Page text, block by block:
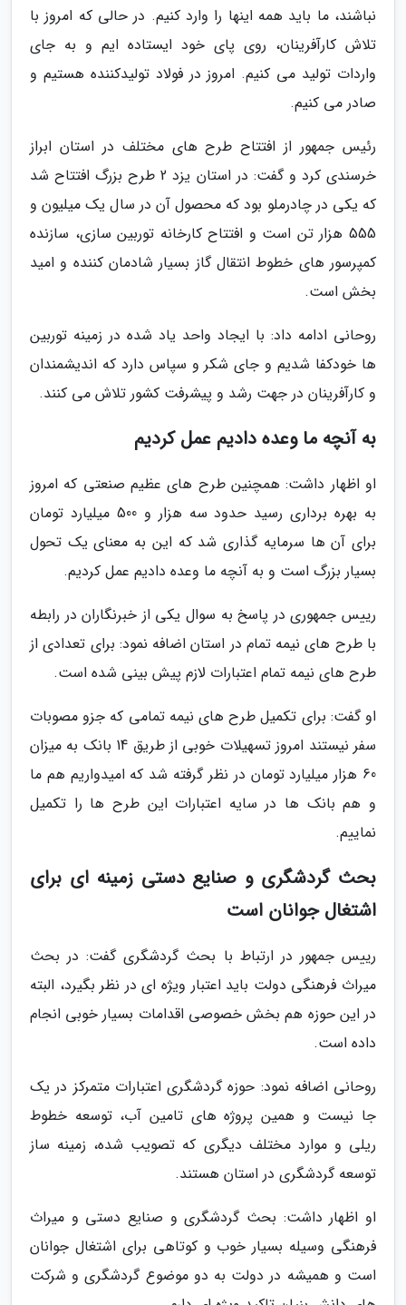
نباشند، ما باید همه اینها را وارد کنیم. در حالی که امروز با
تلاش کارآفرینان، روی پای خود ایستاده ایم و به جای
واردات تولید می کنیم. امروز در فولاد تولیدکننده هستیم و
صادر می کنیم.
رئیس جمهور از افتتاح طرح های مختلف در استان ابراز
خرسندی کرد و گفت: در استان یزد 2 طرح بزرگ افتتاح شد
که یکی در چادرملو بود که محصول آن در سال یک میلیون و
555 هزار تن است و افتتاح کارخانه توربین سازی، سازنده
کمپرسور های خطوط انتقال گاز بسیار شادمان کننده و امید
بخش است.
روحانی ادامه داد: با ایجاد واحد یاد شده در زمینه توربین
ها خودکفا شدیم و جای شکر و سپاس دارد که اندیشمندان
و کارآفرینان در جهت رشد و پیشرفت کشور تلاش می کنند.
به آنچه ما وعده دادیم عمل کردیم
او اظهار داشت: همچنین طرح های عظیم صنعتی که امروز
به بهره برداری رسید حدود سه هزار و 500 میلیارد تومان
برای آن ها سرمایه گذاری شد که این به معنای یک تحول
بسیار بزرگ است و به آنچه ما وعده دادیم عمل کردیم.
رییس جمهوری در پاسخ به سوال یکی از خبرنگاران در رابطه
با طرح های نیمه تمام در استان اضافه نمود: برای تعدادی از
طرح های نیمه تمام اعتبارات لازم پیش بینی شده است.
او گفت: برای تکمیل طرح های نیمه تمامی که جزو مصوبات
سفر نیستند امروز تسهیلات خوبی از طریق 14 بانک به میزان
60 هزار میلیارد تومان در نظر گرفته شد که امیدواریم هم ما
و هم بانک ها در سایه اعتبارات این طرح ها را تکمیل
نماییم.
بحث گردشگری و صنایع دستی زمینه ای برای
اشتغال جوانان است
رییس جمهور در ارتباط با بحث گردشگری گفت: در بحث
میراث فرهنگی دولت باید اعتبار ویژه ای در نظر بگیرد، البته
در این حوزه هم بخش خصوصی اقدامات بسیار خوبی انجام
داده است.
روحانی اضافه نمود: حوزه گردشگری اعتبارات متمرکز در یک
جا نیست و همین پروژه های تامین آب، توسعه خطوط
ریلی و موارد مختلف دیگری که تصویب شده، زمینه ساز
توسعه گردشگری در استان هستند.
او اظهار داشت: بحث گردشگری و صنایع دستی و میراث
فرهنگی وسیله بسیار خوب و کوتاهی برای اشتغال جوانان
است و همیشه در دولت به دو موضوع گردشگری و شرکت